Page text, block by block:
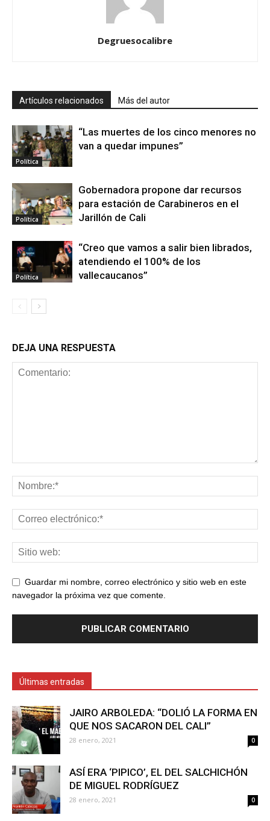
Degruesocalibre
Artículos relacionados Más del autor
Política
“Las muertes de los cinco menores no
van a quedar impunes”
Política
Gobernadora propone dar recursos
para estación de Carabineros en el
Jarillón de Cali
Política
“Creo que vamos a salir bien librados,
atendiendo el 100% de los
vallecaucanos”
DEJA UNA RESPUESTA
Guardar mi nombre, correo electrónico y sitio web en este
navegador la próxima vez que comente.
Últimas entradas
JAIRO ARBOLEDA: “DOLIÓ LA FORMA EN
QUE NOS SACARON DEL CALI”
28 enero, 2021 0
ASÍ ERA ‘PIPICO’, EL DEL SALCHICHÓN
DE MIGUEL RODRÍGUEZ
28 enero, 2021 0